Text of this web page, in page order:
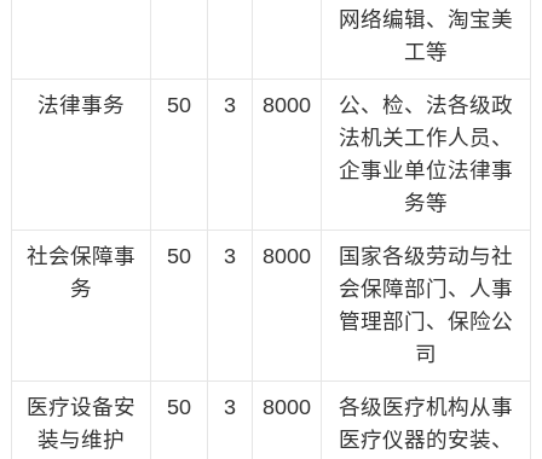
网络编辑、淘宝美
工等
法律事务 50 3 8000
公、检、法各级政
法机关工作人员、
企事业单位法律事
务等
社会保障事
务
50 3 8000
国家各级劳动与社
会保障部门、人事
管理部门、保险公
司
医疗设备安
装与维护
50 3 8000
各级医疗机构从事
医疗仪器的安装、